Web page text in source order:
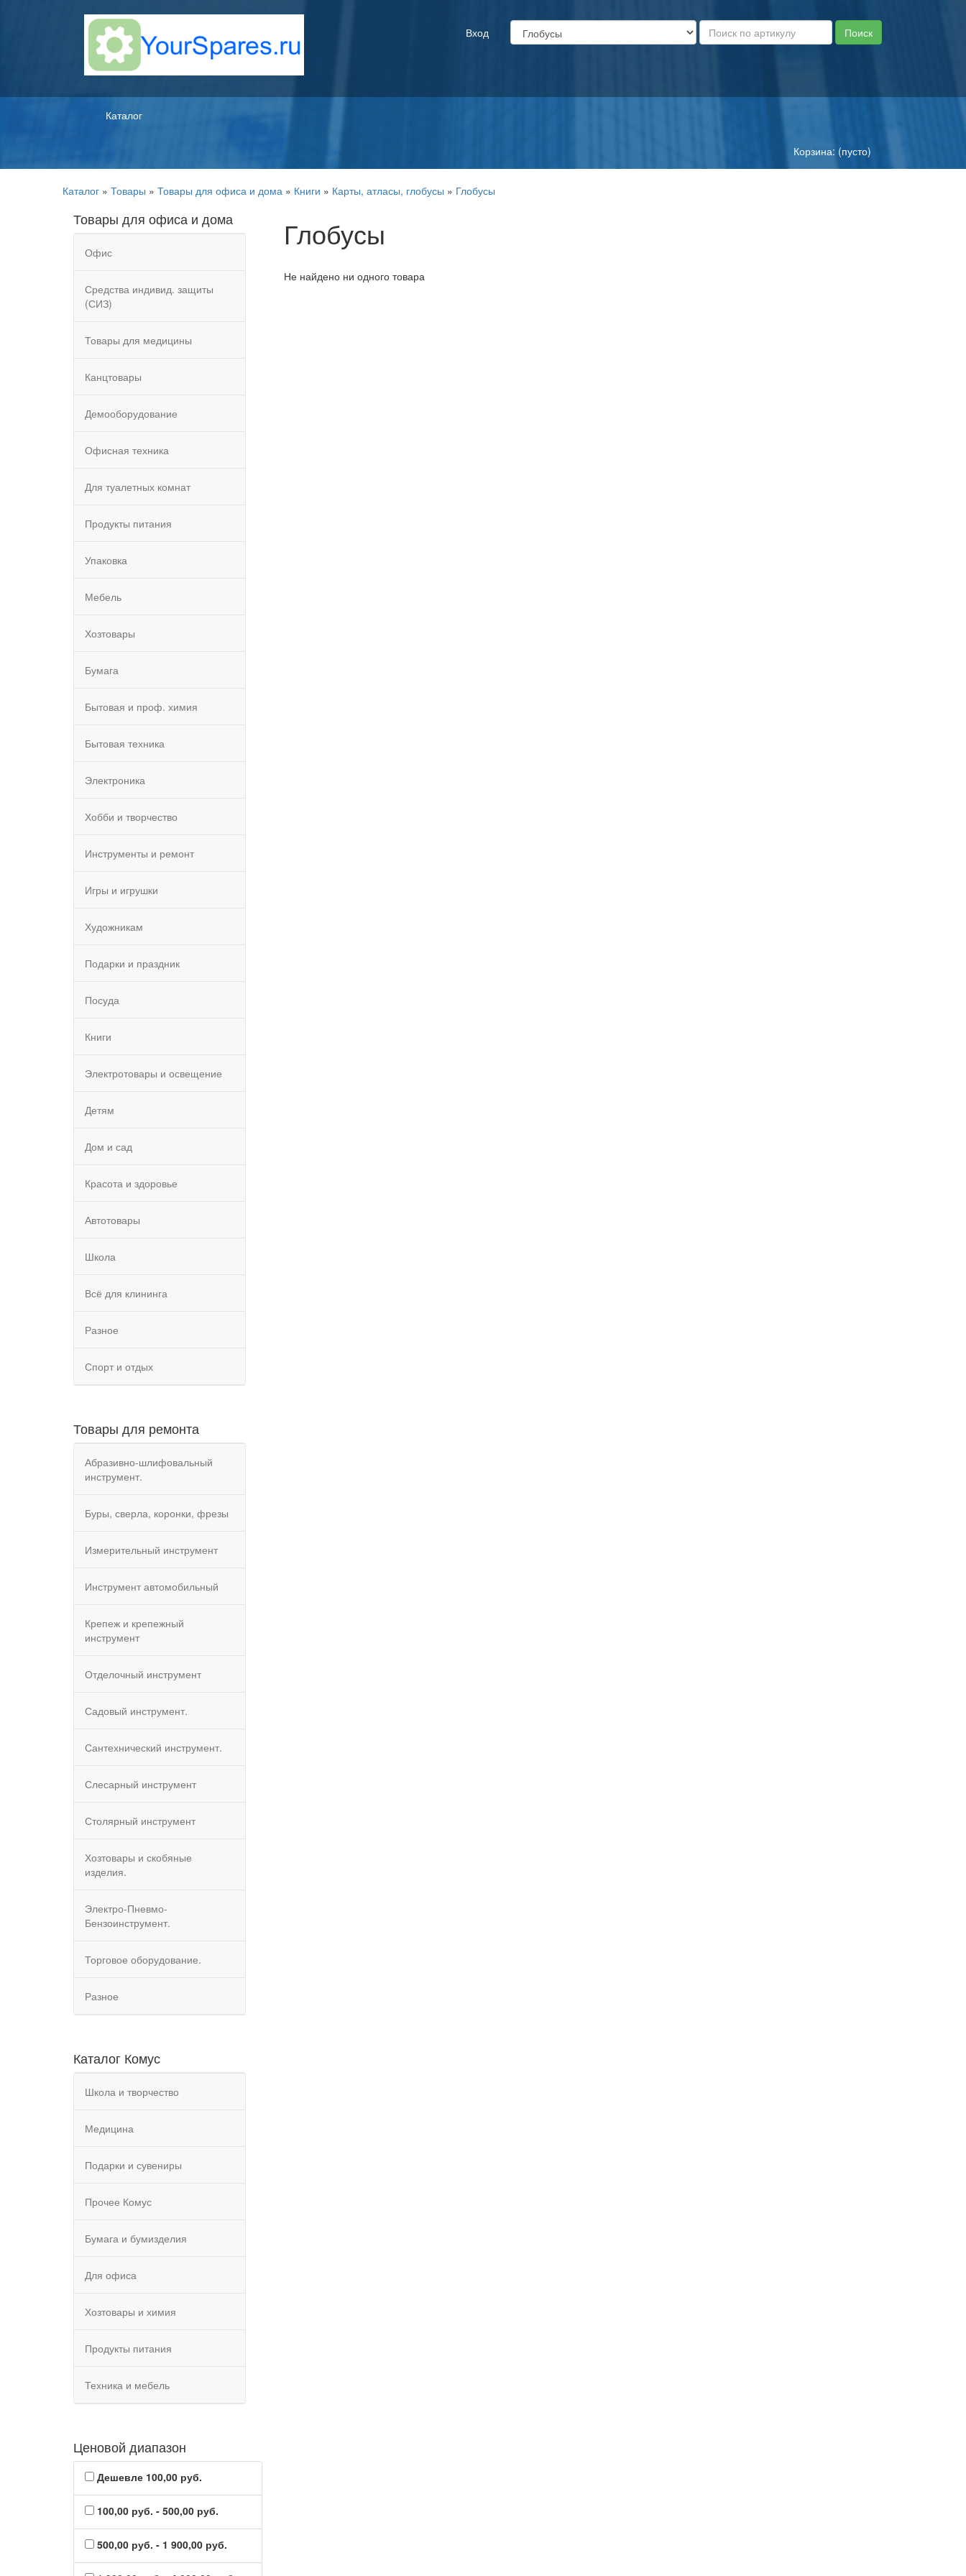
Вход
Каталог
Корзина: (пусто)
Каталог » Товары » Товары для офиса и дома » Книги » Карты, атласы, глобусы » Глобусы
Товары для офиса и дома
Офис
Средства индивид. защиты
(СИЗ)
Товары для медицины
Канцтовары
Демооборудование
Офисная техника
Для туалетных комнат
Продукты питания
Упаковка
Мебель
Хозтовары
Бумага
Бытовая и проф. химия
Бытовая техника
Электроника
Хобби и творчество
Инструменты и ремонт
Игры и игрушки
Художникам
Подарки и праздник
Посуда
Книги
Электротовары и освещение
Детям
Дом и сад
Красота и здоровье
Автотовары
Школа
Всё для клининга
Разное
Спорт и отдых
Товары для ремонта
Абразивно-шлифовальный
инструмент.
Буры, сверла, коронки, фрезы
Измерительный инструмент
Инструмент автомобильный
Крепеж и крепежный
инструмент
Отделочный инструмент
Садовый инструмент.
Сантехнический инструмент.
Слесарный инструмент
Столярный инструмент
Хозтовары и скобяные
изделия.
Электро-Пневмо-
Бензоинструмент.
Торговое оборудование.
Разное
Каталог Комус
Школа и творчество
Медицина
Подарки и сувениры
Прочее Комус
Бумага и бумизделия
Для офиса
Хозтовары и химия
Продукты питания
Техника и мебель
Ценовой диапазон
Дешевле 100,00 руб.
100,00 руб. - 500,00 руб.
500,00 руб. - 1 900,00 руб.
Глобусы
Не найдено ни одного товара